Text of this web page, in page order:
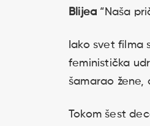
Blijea “Naša
Iako svet filma
feministička
šamarao žene,
Tokom šest